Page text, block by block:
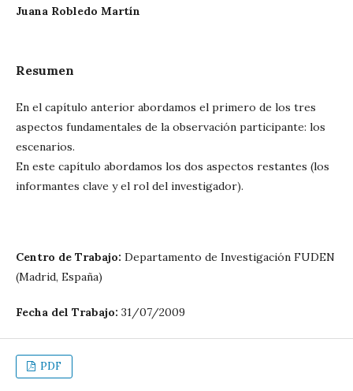
Juana Robledo Martín
Resumen
En el capítulo anterior abordamos el primero de los tres
aspectos fundamentales de la observación participante: los
escenarios.
En este capítulo abordamos los dos aspectos restantes (los
informantes clave y el rol del investigador).
Centro de Trabajo: Departamento de Investigación FUDEN
(Madrid, España)
Fecha del Trabajo: 31/07/2009
PDF